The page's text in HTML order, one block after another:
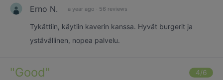
Erno N. a year ago · 56 reviews
Tykättiin, käytiin kaverin kanssa. Hyvät burgerit ja
ystävällinen, nopea palvelu.
"Good" 4/6